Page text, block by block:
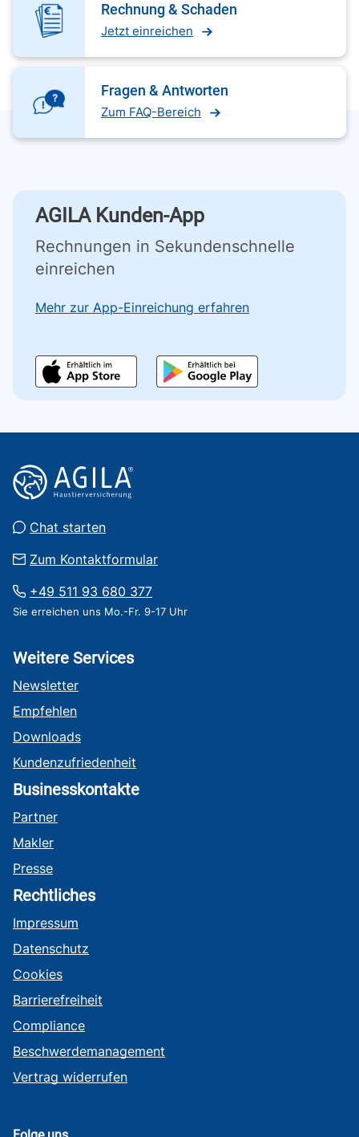
Rechnung & Schaden
Jetzt einreichen
Fragen & Antworten
Zum FAQ-Bereich
AGILA Kunden-App
Rechnungen in Sekundenschnelle
einreichen
Mehr zur App-Einreichung erfahren